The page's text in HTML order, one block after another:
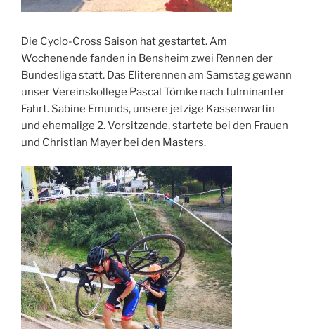
Die Cyclo-Cross Saison hat gestartet. Am
Wochenende fanden in Bensheim zwei Rennen der
Bundesliga statt. Das Eliterennen am Samstag gewann
unser Vereinskollege Pascal Tömke nach fulminanter
Fahrt. Sabine Emunds, unsere jetzige Kassenwartin
und ehemalige 2. Vorsitzende, startete bei den Frauen
und Christian Mayer bei den Masters.